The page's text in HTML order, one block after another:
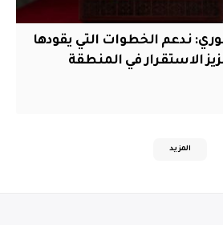
ندعم الخطوات التي يقودها
الاستقرار في المنطقة
المزيد